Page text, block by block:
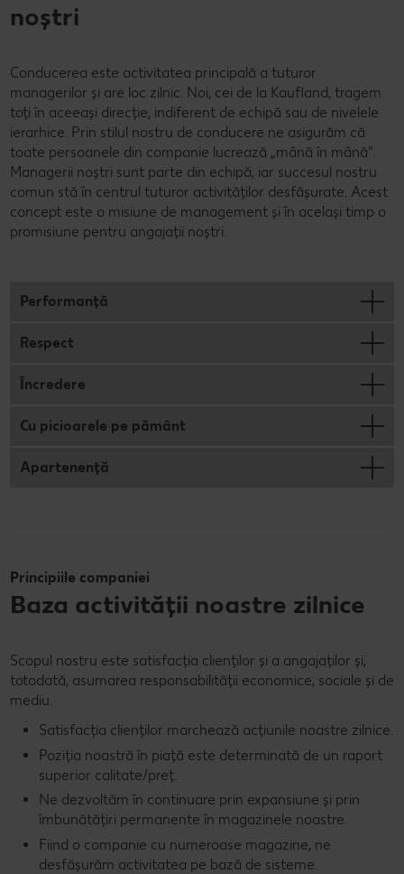
noștri
Conducerea este activitatea principală a tuturor
managerilor și are loc zilnic. Noi, cei de la Kaufland, tragem
toți în aceeași direcție, indiferent de echipă sau de nivelele
ierarhice. Prin stilul nostru de conducere ne asigurăm că
toate persoanele din companie lucrează „mână în mână”.
Managerii noștri sunt parte din echipă, iar succesul nostru
comun stă în centrul tuturor activităților desfășurate. Acest
concept este o misiune de management și în același timp o
promisiune pentru angajații noștri.
Performanță
Respect
Încredere
Cu picioarele pe pământ
Apartenență
Principiile companiei
Baza activității noastre zilnice
Scopul nostru este satisfacția clienților și a angajaților și,
totodată, asumarea responsabilității economice, sociale și de
mediu.
Satisfacţia clienţilor marchează acţiunile noastre zilnice.
Poziţia noastră în piaţă este determinată de un raport
superior calitate/preţ.
Ne dezvoltăm în continuare prin expansiune şi prin
îmbunătăţiri permanente în magazinele noastre.
Fiind o companie cu numeroase magazine, ne
desfăşurăm activitatea pe bază de sisteme.